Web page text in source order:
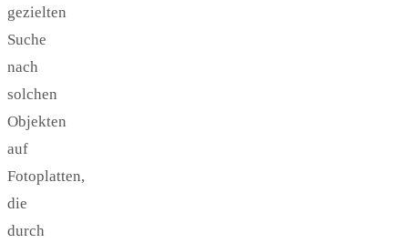
gezielten
Suche
nach
solchen
Objekten
auf
Fotoplatten,
die
durch